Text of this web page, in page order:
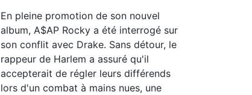
En pleine promotion de son nouvel
album, A$AP Rocky a été interrogé sur
son conflit avec Drake. Sans détour, le
rappeur de Harlem a assuré qu'il
accepterait de régler leurs différends
lors d'un combat à mains nues, une